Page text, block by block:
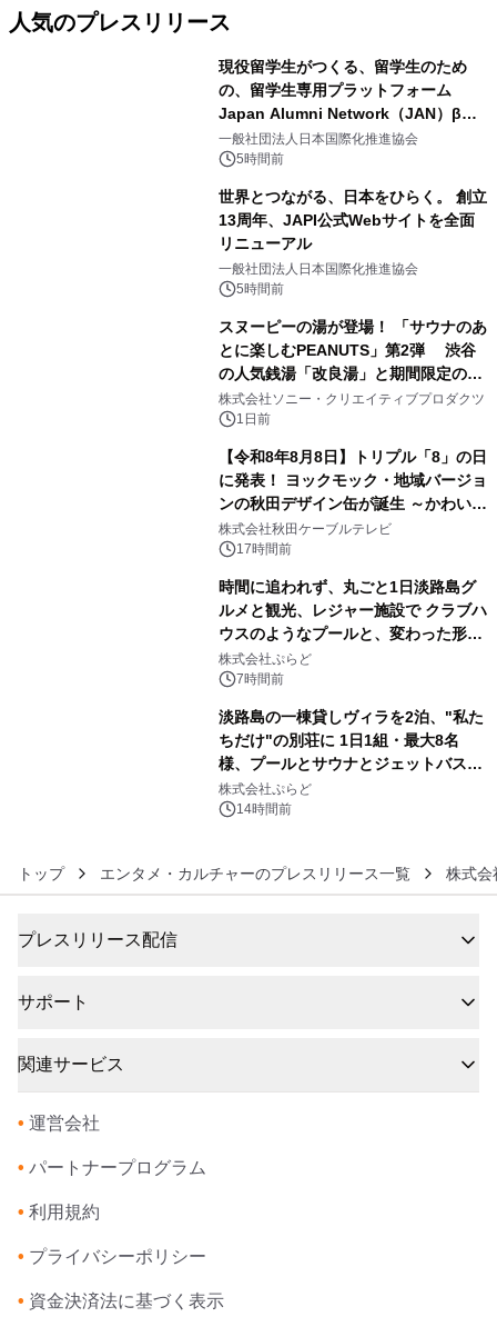
人気のプレスリリース
現役留学生がつくる、留学生のため
の、留学生専用プラットフォーム
Japan Alumni Network（JAN）β版
をリリース
一般社団法人日本国際化推進協会
5時間前
世界とつながる、日本をひらく。 創立
13周年、JAPI公式Webサイトを全面
リニューアル
一般社団法人日本国際化推進協会
5時間前
スヌーピーの湯が登場！ 「サウナのあ
とに楽しむPEANUTS」第2弾 渋谷
の人気銭湯「改良湯」と期間限定のコ
ラボレーション サウナイキタイコラ
ボグッズも発売決定！
株式会社ソニー・クリエイティブプロダクツ
1日前
【令和8年8月8日】トリプル「8」の日
に発表！ ヨックモック・地域バージョ
ンの秋田デザイン缶が誕生 ～かわいい
秋田犬の子犬と秋田の四季と名所を巡
るパッケージ～ 9月1日(火)秋田県内で
株式会社秋田ケーブルテレビ
17時間前
時間に追われず、丸ごと1日淡路島グ
ルメと観光、レジャー施設で クラブハ
ウスのようなプールと、変わった形の
サウナも 「THE BOXY AWAJI」のお
得な素泊まり連泊プランで
株式会社ぷらど
7時間前
淡路島の一棟貸しヴィラを2泊、"私た
ちだけ"の別荘に 1日1組・最大8名
様、プールとサウナとジェットバス付
きで Villa Mon Temps AWAJIの連泊
素泊りプラン
株式会社ぷらど
14時間前
トップ エンタメ・カルチャーのプレスリリース一覧 株式会
プレスリリース配信
サポート
関連サービス
• 運営会社
• パートナープログラム
• 利用規約
• プライバシーポリシー
• 資金決済法に基づく表示